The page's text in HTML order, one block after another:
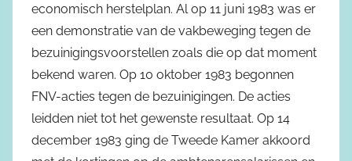
economisch herstelplan. Al op 11 juni 1983 was er
een demonstratie van de vakbeweging tegen de
bezuinigingsvoorstellen zoals die op dat moment
bekend waren. Op 10 oktober 1983 begonnen
FNV-acties tegen de bezuinigingen. De acties
leidden niet tot het gewenste resultaat. Op 14
december 1983 ging de Tweede Kamer akkoord